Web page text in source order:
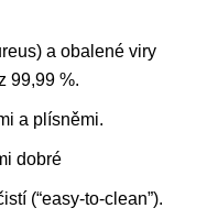
a obalené viry
99,99 %.
a plísněmi.
dobré
(“easy-to-clean”).